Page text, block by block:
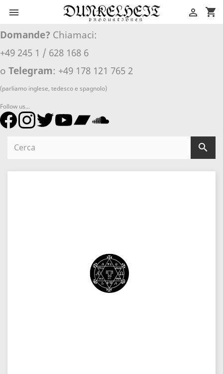
 shopping_cart

Domande? Chiamaci:
+49 245 1 / 628 168 6
o Telegram: +49 178 121 765 2
(parliamo inglese, tedesco e spagnolo)
Follow us...
